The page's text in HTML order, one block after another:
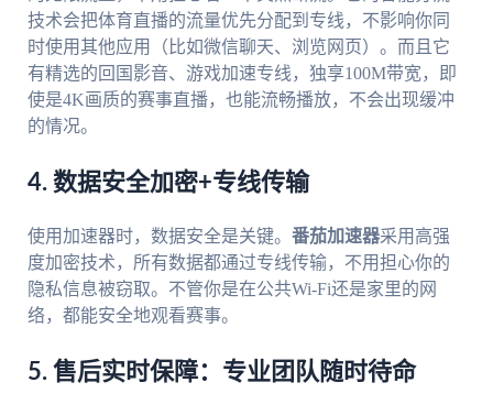
技术会把体育直播的流量优先分配到专线，不影响你同
时使用其他应用（比如微信聊天、浏览网页）。而且它
有精选的回国影音、游戏加速专线，独享100M带宽，即
使是4K画质的赛事直播，也能流畅播放，不会出现缓冲
的情况。
4. 数据安全加密+专线传输
使用加速器时，数据安全是关键。 番茄加速器采用高强
度加密技术，所有数据都通过专线传输，不用担心你的
隐私信息被窃取。不管你是在公共Wi-Fi还是家里的网
络，都能安全地观看赛事。
5. 售后实时保障：专业团队随时待命